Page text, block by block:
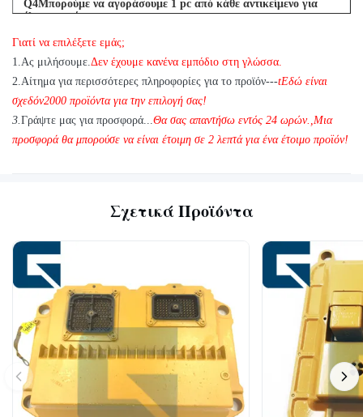
Q4Μπορούμε να αγοράσουμε 1 pc από κάθε αντικείμενο για
έλεγχο ποιότητας;
Α: Ναι, είμαστε στην ευχάριστη θέση να στείλουμε 1pc για δοκιμή
ποιότητας, αν έχουμε το στοιχείο που χρειάζεστε σε απόθεμα
Γιατί να επιλέξετε εμάς;
1.Ας μιλήσουμε.Δεν έχουμε κανένα εμπόδιο στη γλώσσα.
2.Αίτημα για περισσότερες πληροφορίες για το προϊόν---tΕδώ είναι
σχεδόν2000 προϊόντα για την επιλογή σας!
3.Γράψτε μας για προσφορά...Θα σας απαντήσω εντός 24 ωρών. ,Μια
προσφορά θα μπορούσε να είναι έτοιμη σε 2 λεπτά για ένα έτοιμο προϊόν!
Σχετικά Προϊόντα